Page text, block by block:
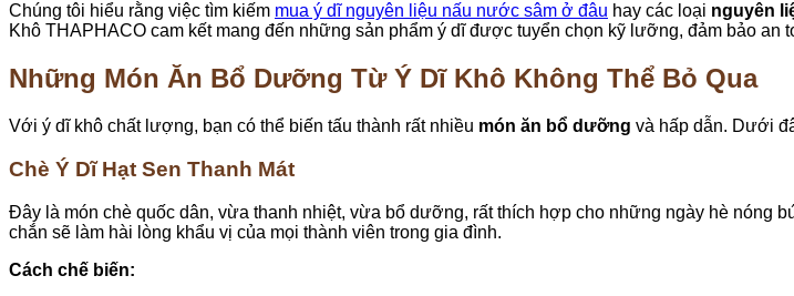
Chúng tôi hiểu rằng việc tìm kiếm mua ý dĩ nguyên liệu nấu nước sâm ở đâu hay các loại nguyên
Khô THAPHACO cam kết mang đến những sản phẩm ý dĩ được tuyển chọn kỹ lưỡng, đảm bảo an
Những Món Ăn Bổ Dưỡng Từ Ý Dĩ Khô Không Thể Bỏ Qua
Với ý dĩ khô chất lượng, bạn có thể biến tấu thành rất nhiều món ăn bổ dưỡng và hấp dẫn. Dưới
Chè Ý Dĩ Hạt Sen Thanh Mát
Đây là món chè quốc dân, vừa thanh nhiệt, vừa bổ dưỡng, rất thích hợp cho những ngày hè nóng
chắn sẽ làm hài lòng khẩu vị của mọi thành viên trong gia đình.
Cách chế biến: